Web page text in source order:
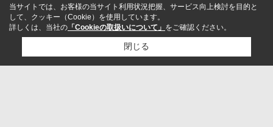
当サイトでは、お客様の当サイト利用状況把握、サービス向上検討を目的と
して、クッキー（Cookie）を使用しています。
詳しくは、当社の 「Cookieの取扱いについて」 をご確認ください。
閉じる